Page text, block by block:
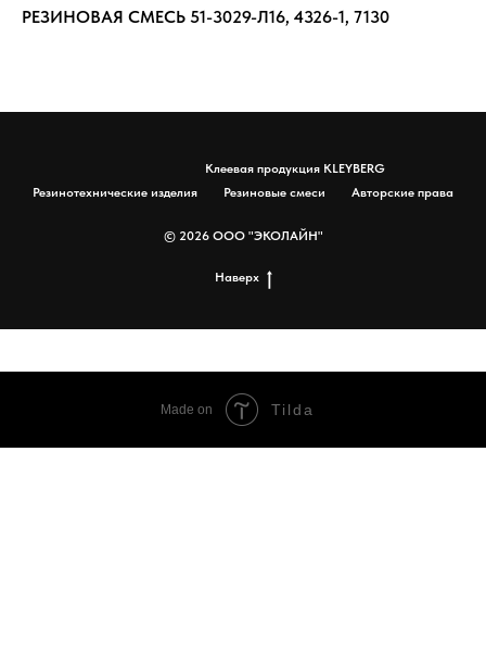
РЕЗИНОВАЯ СМЕСЬ 51-3029-Л16, 4326-1, 7130
Клеевая продукция KLEYBERG
Резинотехнические изделия
Резиновые смеси Авторские права
© 2026 ООО "ЭКОЛАЙН"
Наверх
Made on Tilda